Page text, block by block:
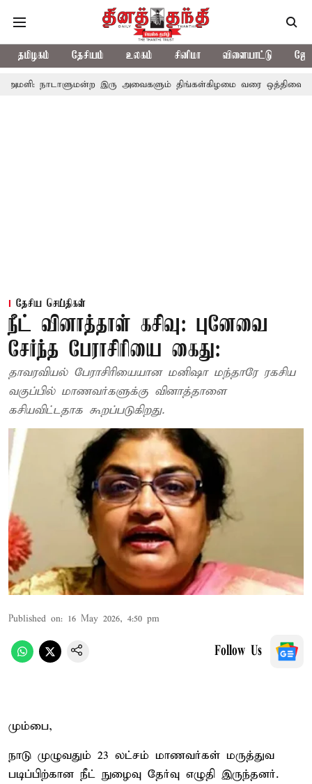
தமிழகம் தேசியம் உலகம் சினிமா விளையாட்டு
இரு அவைகளும் திங்கள்கிழமை வரை ஒத்திவைப்பு
தேசிய செய்திகள்
நீட் வினாத்தாள் கசிவு: புனேவை
சேர்ந்த பேராசிரியை கைது:
தாவரவியல் பேராசிரியையான மனிஷா மந்தாரே ரகசிய
வகுப்பில் மாணவர்களுக்கு வினாத்தாளை
கசியவிட்டதாக கூறப்படுகிறது.
Published on: 16 May 2026, 4:50 pm
Follow Us
மும்பை,
நாடு முழுவதும் 23 லட்சம் மாணவர்கள் மருத்துவ
படிப்பிற்கான நீட் நுழைவு தேர்வு எழுதி இருந்தனர்.